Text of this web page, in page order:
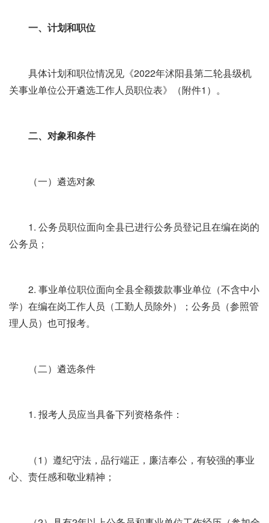
一、计划和职位
具体计划和职位情况见《2022年沭阳县第二轮县级机
关事业单位公开遴选工作人员职位表》（附件1）。
二、对象和条件
（一）遴选对象
1. 公务员职位面向全县已进行公务员登记且在编在岗的
公务员；
2. 事业单位职位面向全县全额拨款事业单位（不含中小
学）在编在岗工作人员（工勤人员除外）；公务员（参照管
理人员）也可报考。
（二）遴选条件
1. 报考人员应当具备下列资格条件：
（1）遵纪守法，品行端正，廉洁奉公，有较强的事业
心、责任感和敬业精神；